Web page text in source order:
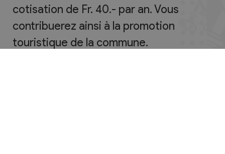
cotisation de Fr. 40.- par an. Vous
contribuerez ainsi à la promotion
touristique de la commune.